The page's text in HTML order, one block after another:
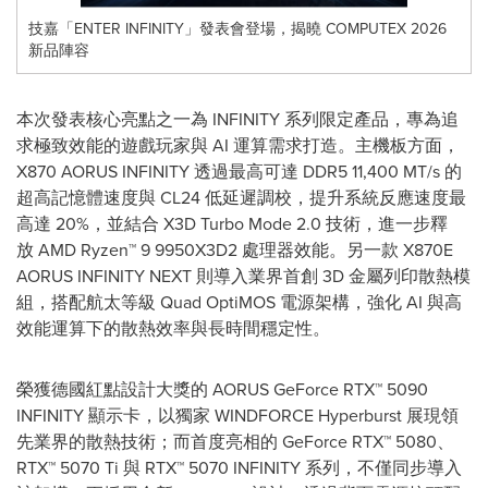
技嘉「ENTER INFINITY」發表會登場，揭曉 COMPUTEX 2026
新品陣容
本次發表核心亮點之一為 INFINITY 系列限定產品，專為追
求極致效能的遊戲玩家與 AI 運算需求打造。主機板方面，
X870 AORUS INFINITY 透過最高可達 DDR5 11,400 MT/s 的
超高記憶體速度與 CL24 低延遲調校，提升系統反應速度最
高達 20%，並結合 X3D Turbo Mode 2.0 技術，進一步釋
放 AMD Ryzen™ 9 9950X3D2 處理器效能。另一款 X870E
AORUS INFINITY NEXT 則導入業界首創 3D 金屬列印散熱模
組，搭配航太等級 Quad OptiMOS 電源架構，強化 AI 與高
效能運算下的散熱效率與長時間穩定性。
榮獲德國紅點設計大獎的 AORUS GeForce RTX™ 5090
INFINITY 顯示卡，以獨家 WINDFORCE Hyperburst 展現領
先業界的散熱技術；而首度亮相的 GeForce RTX™ 5080、
RTX™ 5070 Ti 與 RTX™ 5070 INFINITY 系列，不僅同步導入